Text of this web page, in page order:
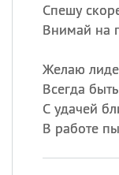
Спешу
Внимай на
Желаю
Всегда
С удачей
В работе